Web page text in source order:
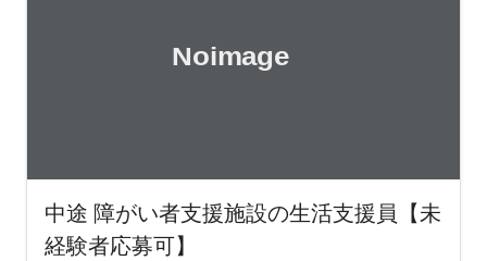
中途 障がい者支援施設の生活支援員【未
経験者応募可】